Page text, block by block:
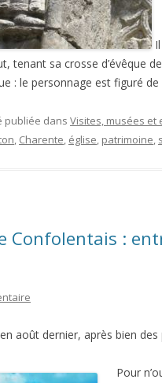
tenant sa crosse d’évêque
: le personnage est figuré
publiée dans Visites, musées et
, Charente, église, patrimoine,
Confolentais :
août dernier, après bien
Pour